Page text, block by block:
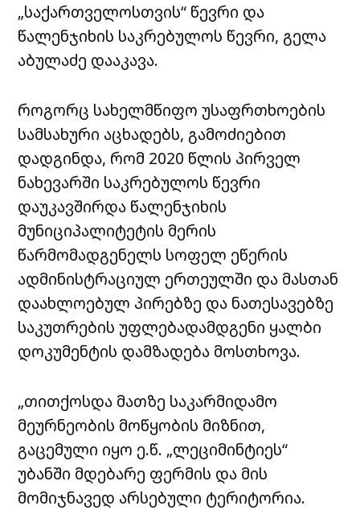
„საქართველოსთვის“ წევრი და
წალენჯიხის საკრებულოს წევრი, გელა
აბულაძე დააკავა.
როგორც სახელმწიფო უსაფრთხოების
სამსახური აცხადებს, გამოძიებით
დადგინდა, რომ 2020 წლის პირველ
ნახევარში საკრებულოს წევრი
დაუკავშირდა წალენჯიხის
მუნიციპალიტეტის მერის
წარმომადგენელს სოფელ ეწერის
ადმინისტრაციულ ერთეულში და მასთან
დაახლოებულ პირებზე და ნათესავებზე
საკუთრების უფლებადამდგენი ყალბი
დოკუმენტის დამზადება მოსთხოვა.
„თითქოსდა მათზე საკარმიდამო
მეურნეობის მოწყობის მიზნით,
გაცემული იყო ე.წ. „ლეციმინტიეს“
უბანში მდებარე ფერმის და მის
მომიჯნავედ არსებული ტერიტორია.